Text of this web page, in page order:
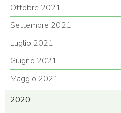
Ottobre 2021
Settembre 2021
Luglio 2021
Giugno 2021
Maggio 2021
2020